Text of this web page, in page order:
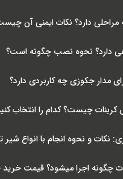
دارد؟ نکات ایمنی آن
دارد؟ نحوه نصب چگونه است؟
چیست؟ کدام را انتخاب
و نحوه انجام با انواع شیر
چگونه اجرا میشود؟ قیمت